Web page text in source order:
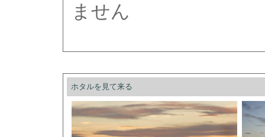
ません
ホタルを見て来る